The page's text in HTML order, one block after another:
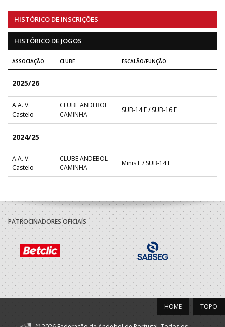
HISTÓRICO DE INSCRIÇÕES
HISTÓRICO DE JOGOS
ASSOCIAÇÃO CLUBE ESCALÃO/FUNÇÃO
2025/26
A.A. V.
Castelo
CLUBE ANDEBOL
CAMINHA
SUB-14 F / SUB-16 F
2024/25
A.A. V.
Castelo
CLUBE ANDEBOL
CAMINHA
Minis F / SUB-14 F
PATROCINADORES OFICIAIS
TOPO
HOME